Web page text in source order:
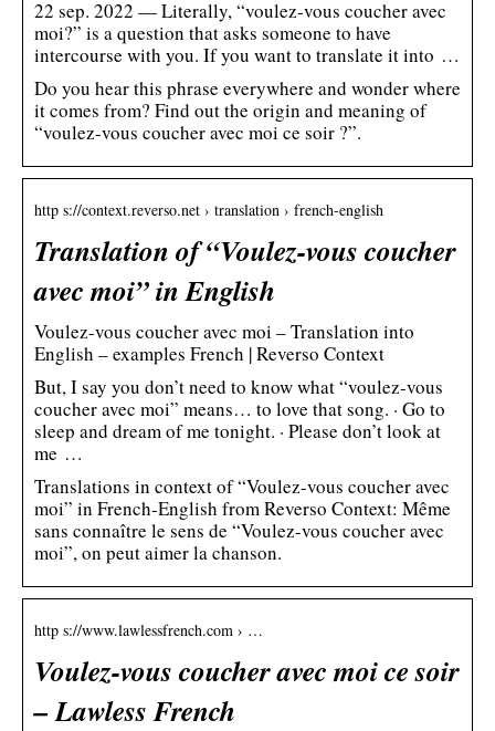
22 sep. 2022 — Literally, “voulez-vous coucher avec
moi?” is a question that asks someone to have
intercourse with you. If you want to translate it into …
Do you hear this phrase everywhere and wonder where
it comes from? Find out the origin and meaning of
“voulez-vous coucher avec moi ce soir ?”.
http s://context.reverso.net › translation › french-english
Translation of “Voulez-vous coucher
avec moi” in English
Voulez-vous coucher avec moi – Translation into
English – examples French | Reverso Context
But, I say you don’t need to know what “voulez-vous
coucher avec moi” means… to love that song. · Go to
sleep and dream of me tonight. · Please don’t look at
me …
Translations in context of “Voulez-vous coucher avec
moi” in French-English from Reverso Context: Même
sans connaître le sens de “Voulez-vous coucher avec
moi”, on peut aimer la chanson.
http s://www.lawlessfrench.com › …
Voulez-vous coucher avec moi ce soir
– Lawless French